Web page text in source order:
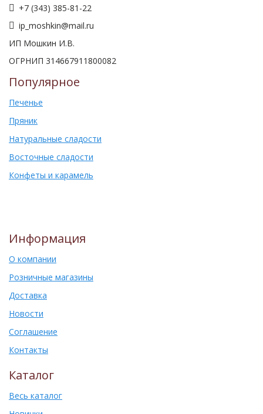
+7 (343) 385-81-22
ip_moshkin@mail.ru
ИП Мошкин И.В.
ОГРНИП 314667911800082
Популярное
Печенье
Пряник
Натуральные сладости
Восточные сладости
Конфеты и карамель
Информация
О компании
Розничные магазины
Доставка
Новости
Соглашение
Контакты
Каталог
Весь каталог